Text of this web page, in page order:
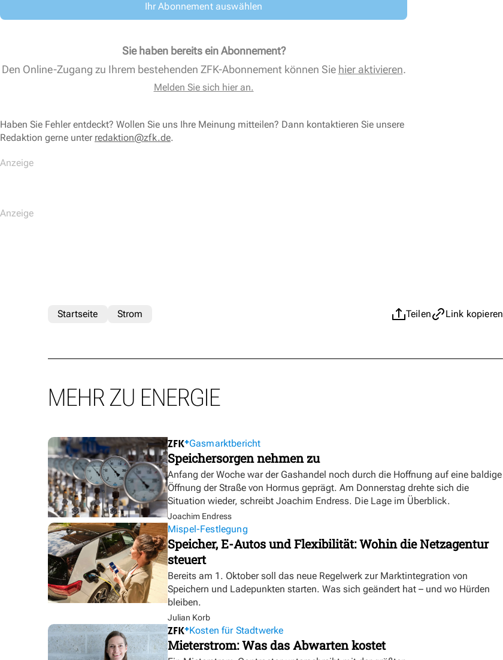
Ihr Abonnement auswählen
Sie haben bereits ein Abonnement?
Den Online-Zugang zu Ihrem bestehenden ZFK-Abonnement können Sie hier aktivieren.
Melden Sie sich hier an.
Haben Sie Fehler entdeckt? Wollen Sie uns Ihre Meinung mitteilen? Dann kontaktieren Sie unsere
Redaktion gerne unter redaktion@zfk.de.
Teilen Link kopieren
Startseite Strom
MEHR ZU ENERGIE
Gasmarktbericht
Speichersorgen nehmen zu
Anfang der Woche war der Gashandel noch durch die Hoffnung auf eine baldige
Öffnung der Straße von Hormus geprägt. Am Donnerstag drehte sich die
Situation wieder, schreibt Joachim Endress. Die Lage im Überblick.
Joachim Endress
Mispel-Festlegung
Speicher, E-Autos und Flexibilität: Wohin die Netzagentur
steuert
Bereits am 1. Oktober soll das neue Regelwerk zur Marktintegration von
Speichern und Ladepunkten starten. Was sich geändert hat – und wo Hürden
bleiben.
Julian Korb
Kosten für Stadtwerke
Mieterstrom: Was das Abwarten kostet